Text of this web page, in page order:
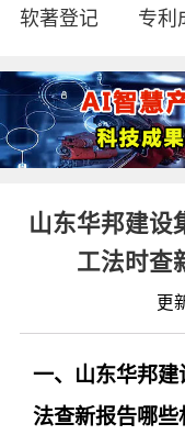
软著登记 专利
山东华邦建设
工法时查
更
一、山东华邦
法查新报告哪些